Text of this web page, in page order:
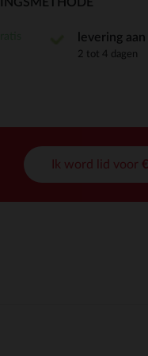
aan te passen en
levering
2 tot 4 dagen
Ik word lid voor